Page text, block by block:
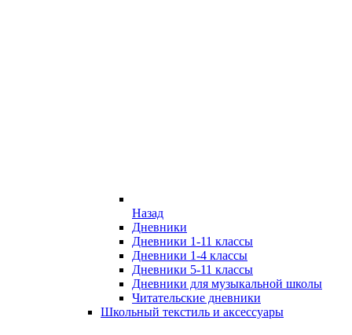
Назад
Дневники
Дневники 1-11 классы
Дневники 1-4 классы
Дневники 5-11 классы
Дневники для музыкальной школы
Читательские дневники
Школьный текстиль и аксессуары